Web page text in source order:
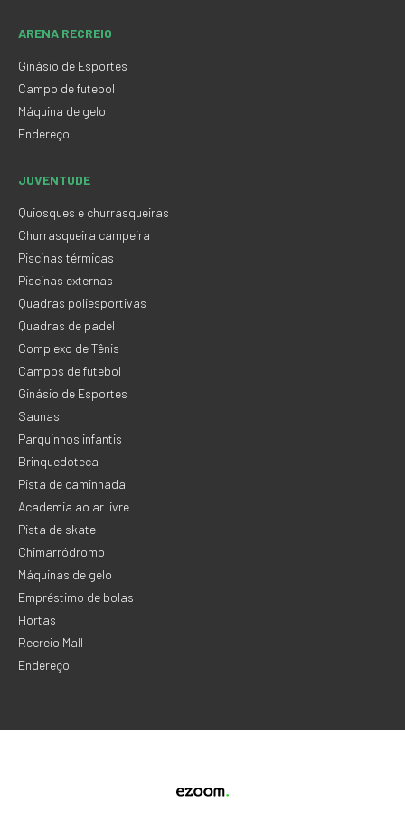
ARENA RECREIO
Ginásio de Esportes
Campo de futebol
Máquina de gelo
Endereço
JUVENTUDE
Quiosques e churrasqueiras
Churrasqueira campeira
Piscinas térmicas
Piscinas externas
Quadras poliesportivas
Quadras de padel
Complexo de Tênis
Campos de futebol
Ginásio de Esportes
Saunas
Parquinhos infantis
Brinquedoteca
Pista de caminhada
Academia ao ar livre
Pista de skate
Chimarródromo
Máquinas de gelo
Empréstimo de bolas
Hortas
Recreio Mall
Endereço